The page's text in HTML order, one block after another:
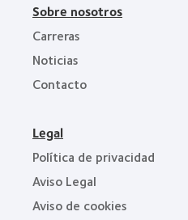
Sobre nosotros
Carreras
Noticias
Contacto
Legal
Política de privacidad
Aviso Legal
Aviso de cookies